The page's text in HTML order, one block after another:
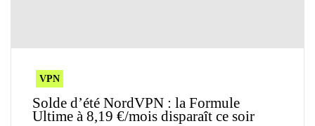
VPN
Solde d’été NordVPN : la Formule
Ultime à 8,19 €/mois disparaît ce soir